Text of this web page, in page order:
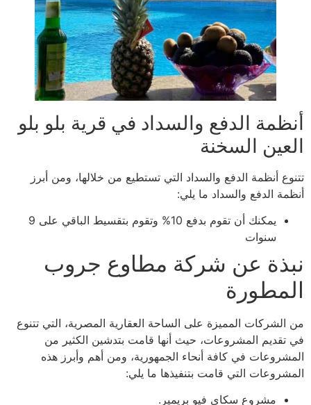
أنظمة الدفع والسداد في قرية بلو بلو
العين السخنة
تتنوع أنظمة الدفع والسداد التي تستطيع من خلالها، ومن أبرز
أنظمة الدفع والسداد ما يلي:
يمكنك أن تقوم بدفع 10% وتقوم بتقسيط الباقي على 9
سنوات
نبذة عن شركة مطاوع جروب
المطورة
من الشركات المميزة على الساحة العقارية المصرية، التي تتنوع
في تقديم المشروعات، حيث أنها قامت بتدشين الكثير من
المشروعات في كافة أنحاء الجمهورية، ومن أهم وأبرز هذه
المشروعات التي قامت بتنفيذها ما يلي:
مشروع سكاي فيو بريمير.